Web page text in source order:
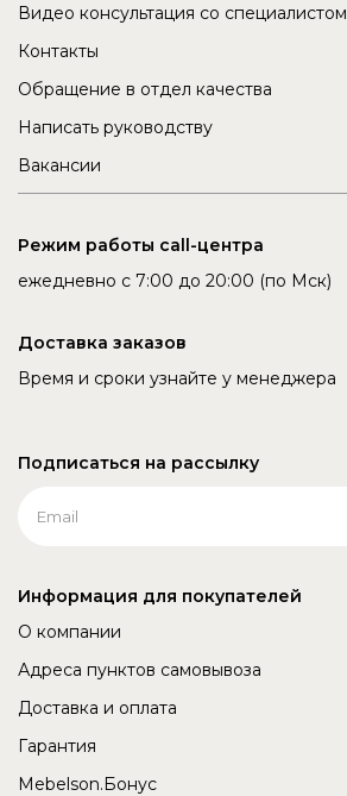
Видео консультация со специалистом
Контакты
Обращение в отдел качества
Написать руководству
Вакансии
Режим работы call-центра
ежедневно с 7:00 до 20:00 (по Мск)
Доставка заказов
Время и сроки узнайте у менеджера
Подписаться на рассылку
Информация для покупателей
О компании
Адреса пунктов самовывоза
Доставка и оплата
Гарантия
Mebelson.Бонус